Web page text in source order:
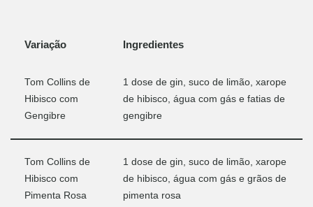
Variação Ingredientes
Tom Collins de
Hibisco com
Gengibre
1 dose de gin, suco de limão, xarope
de hibisco, água com gás e fatias de
gengibre
Tom Collins de
Hibisco com
Pimenta Rosa
1 dose de gin, suco de limão, xarope
de hibisco, água com gás e grãos de
pimenta rosa